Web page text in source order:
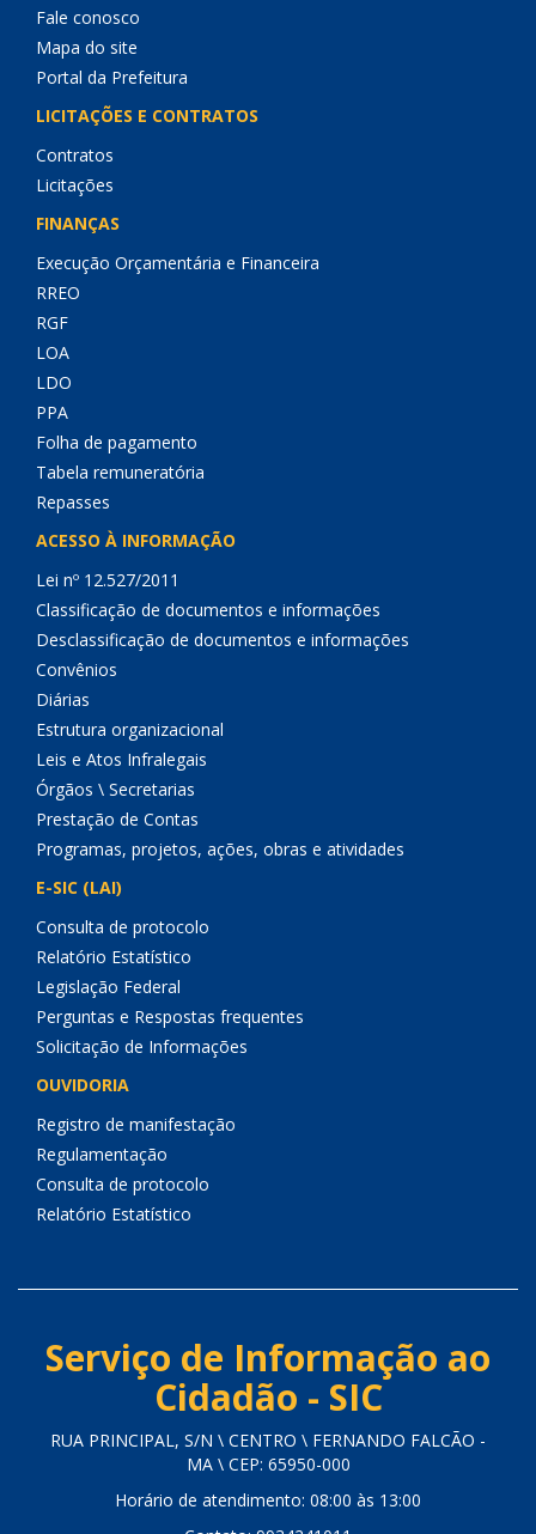
Fale conosco
Mapa do site
Portal da Prefeitura
LICITAÇÕES E CONTRATOS
Contratos
Licitações
FINANÇAS
Execução Orçamentária e Financeira
RREO
RGF
LOA
LDO
PPA
Folha de pagamento
Tabela remuneratória
Repasses
ACESSO À INFORMAÇÃO
Lei nº 12.527/2011
Classificação de documentos e informações
Desclassificação de documentos e informações
Convênios
Diárias
Estrutura organizacional
Leis e Atos Infralegais
Órgãos \ Secretarias
Prestação de Contas
Programas, projetos, ações, obras e atividades
E-SIC (LAI)
Consulta de protocolo
Relatório Estatístico
Legislação Federal
Perguntas e Respostas frequentes
Solicitação de Informações
OUVIDORIA
Registro de manifestação
Regulamentação
Consulta de protocolo
Relatório Estatístico
Serviço de Informação ao
Cidadão - SIC
RUA PRINCIPAL, S/N \ CENTRO \ FERNANDO FALCÃO -
MA \ CEP: 65950-000
Horário de atendimento: 08:00 às 13:00